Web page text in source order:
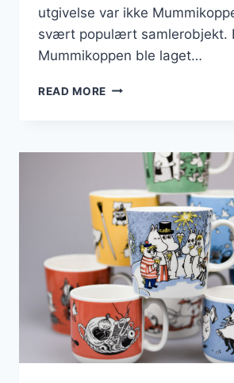
utgivelse var ikke
svært populært samlerobjekt.
Mummikoppen ble laget…
READ MORE FAZER
DYRESTE